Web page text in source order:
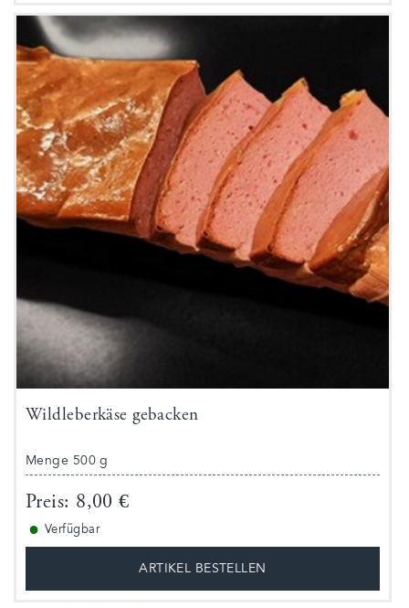
Wildleberkäse gebacken
Menge 500 g
Preis: 8,00 €
● Verfügbar
ARTIKEL BESTELLEN